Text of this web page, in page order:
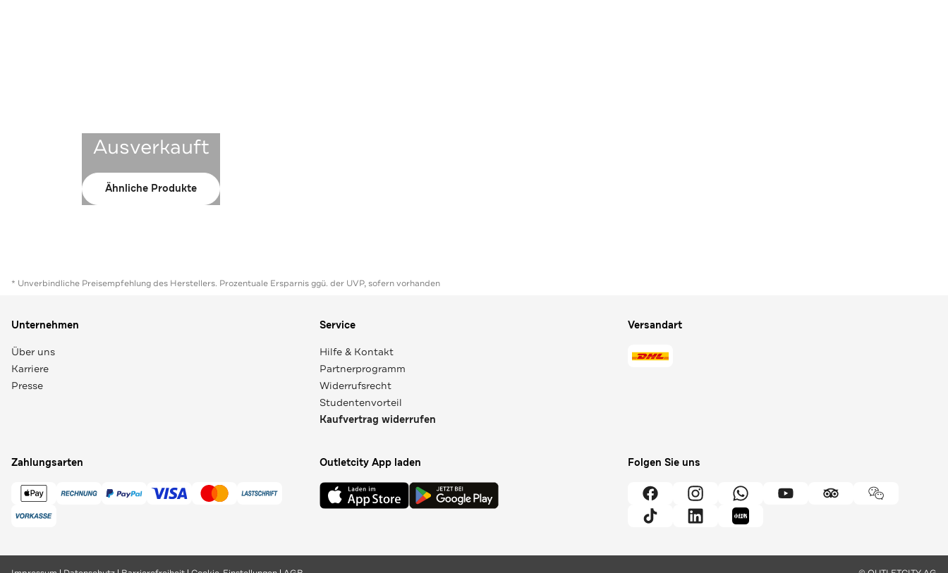
Ausverkauft
Ähnliche Produkte
* Unverbindliche Preisempfehlung des Herstellers. Prozentuale Ersparnis ggü. der UVP, sofern vorhanden
Unternehmen
Über uns
Karriere
Presse
Service
Hilfe & Kontakt
Partnerprogramm
Widerrufsrecht
Studentenvorteil
Kaufvertrag widerrufen
Versandart
Zahlungsarten Outletcity App laden Folgen Sie uns